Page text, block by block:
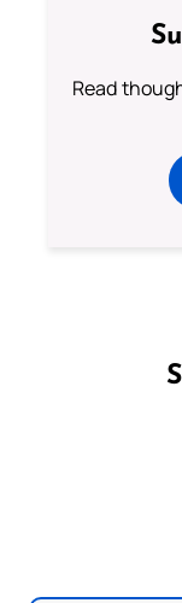
Read